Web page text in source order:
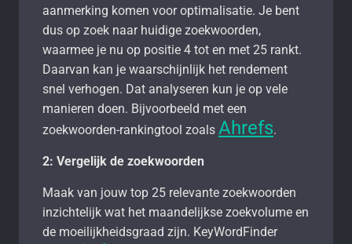
aanmerking komen voor optimalisatie. Je bent
dus op zoek naar huidige zoekwoorden,
waarmee je nu op positie 4 tot en met 25 rankt.
Daarvan kan je waarschijnlijk het rendement
snel verhogen. Dat analyseren kun je op vele
manieren doen. Bijvoorbeeld met een
zoekwoorden-rankingtool zoals Ahrefs.
2: Vergelijk de zoekwoorden
Maak van jouw top 25 relevante zoekwoorden
inzichtelijk wat het maandelijkse zoekvolume en
de moeilijkheidsgraad zijn. KeyWordFinder